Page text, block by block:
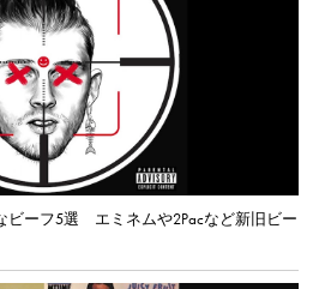
ビーフ5選 エミネムや2Pacなど新旧ビー